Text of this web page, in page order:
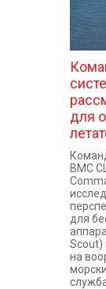
для
ВМС
для
Scout)
на